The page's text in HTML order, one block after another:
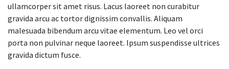
ullamcorper sit amet risus. Lacus laoreet non curabitur
gravida arcu ac tortor dignissim convallis. Aliquam
malesuada bibendum arcu vitae elementum. Leo vel orci
porta non pulvinar neque laoreet. Ipsum suspendisse ultrices
gravida dictum fusce.